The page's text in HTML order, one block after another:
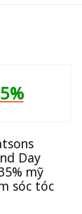
Day
mỹ
sóc tóc